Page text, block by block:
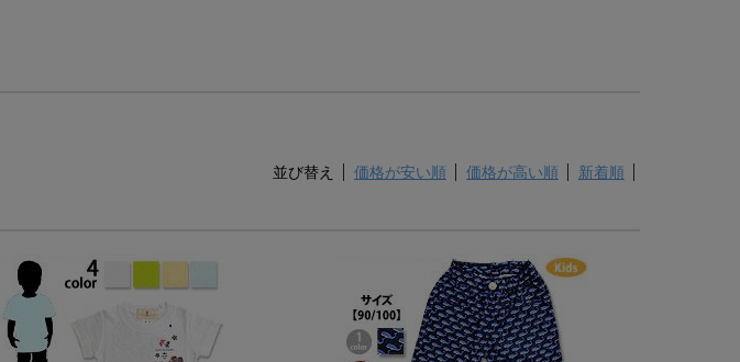
並び替え 価格が安い順 価格が高い順 新着順